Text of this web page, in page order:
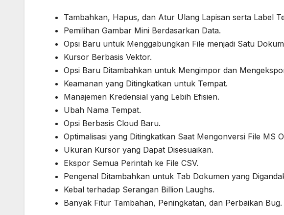
Tambahkan, Hapus, dan Atur Ulang Lapisan serta Label
Pemilihan Gambar Mini Berdasarkan Data.
Opsi Baru untuk Menggabungkan File menjadi Satu
Kursor Berbasis Vektor.
Opsi Baru Ditambahkan untuk Mengimpor dan
Keamanan yang Ditingkatkan untuk Tempat.
Manajemen Kredensial yang Lebih Efisien.
Ubah Nama Tempat.
Opsi Berbasis Cloud Baru.
Optimalisasi yang Ditingkatkan Saat Mengonversi File MS
Ukuran Kursor yang Dapat Disesuaikan.
Ekspor Semua Perintah ke File CSV.
Pengenal Ditambahkan untuk Tab Dokumen yang
Kebal terhadap Serangan Billion Laughs.
Banyak Fitur Tambahan, Peningkatan, dan Perbaikan Bug.